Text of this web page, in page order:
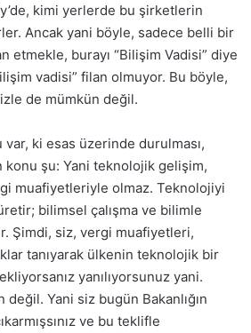
kimi yerlerde bu şirketlerin
Ancak yani böyle, sadece belli bir
etmekle, burayı “Bilişim Vadisi” diye
vadisi” filan olmuyor. Bu böyle,
de mümkün değil.
var, ki esas üzerinde durulması,
şu: Yani teknolojik gelişim,
muafiyetleriyle olmaz. Teknolojiyi
bilimsel çalışma ve bilimle
Şimdi, siz, vergi muafiyetleri,
tanıyarak ülkenin teknolojik bir
yanılıyorsunuz yani.
Yani siz bugün Bakanlığın
ve bu teklifle